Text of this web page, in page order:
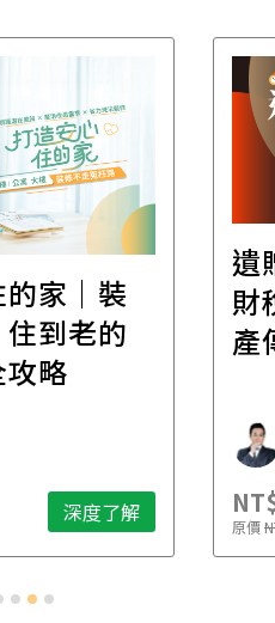
直播課│
，讓資
效率
家棟
深度了解 原價